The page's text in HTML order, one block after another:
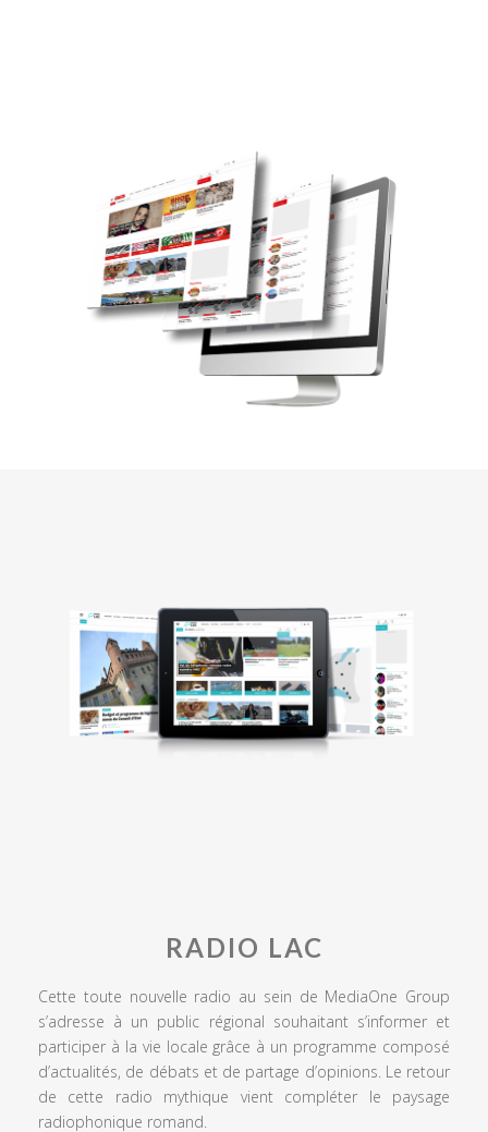
RADIO LAC
Cette toute nouvelle radio au sein de MediaOne Group
s’adresse à un public régional souhaitant s’informer et
participer à la vie locale grâce à un programme composé
d’actualités, de débats et de partage d’opinions. Le retour
de cette radio mythique vient compléter le paysage
radiophonique romand.